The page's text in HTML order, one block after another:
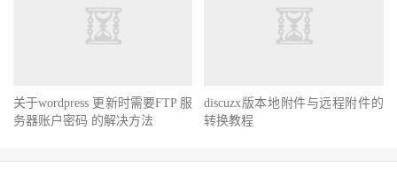
关于wordpress 更新时需要FTP 服
务器账户密码 的解决方法
discuzx版本地附件与远程附件的
转换教程